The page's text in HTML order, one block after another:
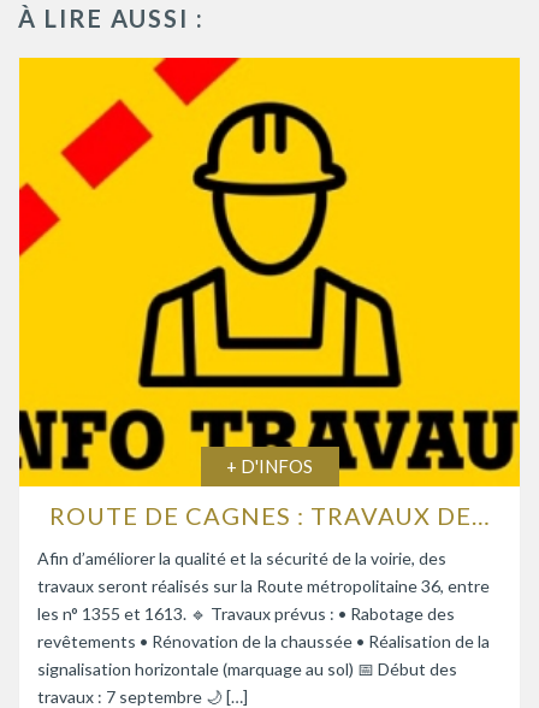
À LIRE AUSSI :
+ D'INFOS
ROUTE DE CAGNES : TRAVAUX DE RENFORCEMENT DE LA CHAUSSÉE
Afin d’améliorer la qualité et la sécurité de la voirie, des
travaux seront réalisés sur la Route métropolitaine 36, entre
les n° 1355 et 1613. 🔹 Travaux prévus : • Rabotage des
revêtements • Rénovation de la chaussée • Réalisation de la
signalisation horizontale (marquage au sol) 📅 Début des
travaux : 7 septembre 🌙 […]